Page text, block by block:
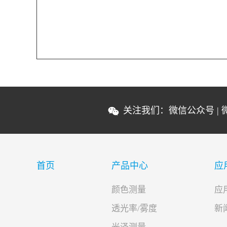
关注我们： 微信公众号 |
首页 产品中心
颜色测量
透光率/雾度
应
应
新